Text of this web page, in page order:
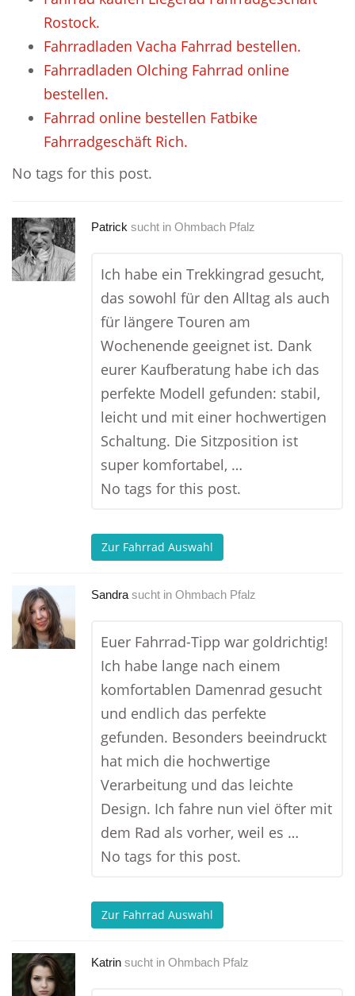
Rostock.
Fahrradladen Vacha Fahrrad bestellen.
Fahrradladen Olching Fahrrad online
bestellen.
Fahrrad online bestellen Fatbike
Fahrradgeschäft Rich.
No tags for this post.
Patrick sucht in Ohmbach Pfalz
Ich habe ein Trekkingrad gesucht,
das sowohl für den Alltag als auch
für längere Touren am
Wochenende geeignet ist. Dank
eurer Kaufberatung habe ich das
perfekte Modell gefunden: stabil,
leicht und mit einer hochwertigen
Schaltung. Die Sitzposition ist
super komfortabel, …
No tags for this post.
Zur Fahrrad Auswahl
Sandra sucht in Ohmbach Pfalz
Euer Fahrrad-Tipp war goldrichtig!
Ich habe lange nach einem
komfortablen Damenrad gesucht
und endlich das perfekte
gefunden. Besonders beeindruckt
hat mich die hochwertige
Verarbeitung und das leichte
Design. Ich fahre nun viel öfter mit
dem Rad als vorher, weil es …
No tags for this post.
Zur Fahrrad Auswahl
Katrin sucht in Ohmbach Pfalz